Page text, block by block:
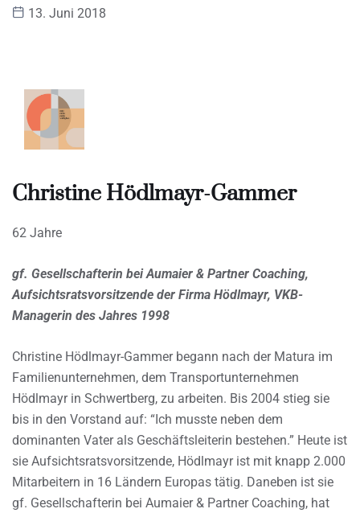
13. Juni 2018
Christine Hödlmayr-Gammer
62 Jahre
gf. Gesellschafterin bei Aumaier & Partner Coaching,
Aufsichtsratsvorsitzende der Firma Hödlmayr, VKB-
Managerin des Jahres 1998
Christine Hödlmayr-Gammer begann nach der Matura im
Familienunternehmen, dem Transportunternehmen
Hödlmayr in Schwertberg, zu arbeiten. Bis 2004 stieg sie
bis in den Vorstand auf: “Ich musste neben dem
dominanten Vater als Geschäftsleiterin bestehen.” Heute ist
sie Aufsichtsratsvorsitzende, Hödlmayr ist mit knapp 2.000
Mitarbeitern in 16 Ländern Europas tätig. Daneben ist sie
gf. Gesellschafterin bei Aumaier & Partner Coaching, hat